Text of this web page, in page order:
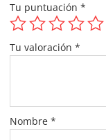
Tu puntuación *
Tu valoración *
Nombre *